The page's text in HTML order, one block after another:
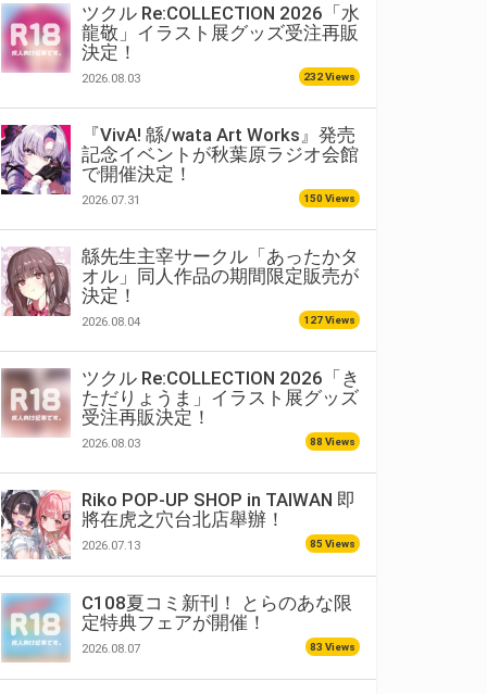
ツクル Re:COLLECTION 2026「水
龍敬」イラスト展グッズ受注再販
決定！
2026.08.03 232 Views
『VivA! 緜/wata Art Works』発売
記念イベントが秋葉原ラジオ会館
で開催決定！
2026.07.31 150 Views
緜先生主宰サークル「あったかタ
オル」同人作品の期間限定販売が
決定！
2026.08.04 127 Views
ツクル Re:COLLECTION 2026「き
ただりょうま」イラスト展グッズ
受注再販決定！
2026.08.03 88 Views
Riko POP-UP SHOP in TAIWAN 即
將在虎之穴台北店舉辦！
2026.07.13 85 Views
C108夏コミ新刊！ とらのあな限
定特典フェアが開催！
2026.08.07 83 Views